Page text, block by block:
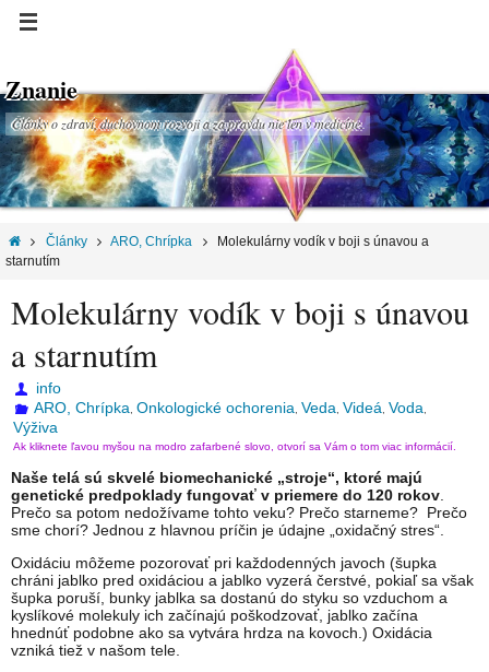
Znanie
Články o zdraví, duchovnom rozvoji a za pravdu nie len v medicíne.
Články ARO, Chrípka
Molekulárny vodík v boji s únavou a
starnutím
Molekulárny vodík v boji s únavou
a starnutím
info
ARO, Chrípka
,Onkologické ochorenia Veda Videá Voda
Výživa
Ak kliknete ľavou myšou na modro zafarbené slovo, otvorí sa Vám o tom viac informácií.
Naše telá sú skvelé biomechanické „stroje“, ktoré majú
genetické predpoklady fungovať v priemere do 120 rokov
Prečo sa potom nedožívame tohto veku? Prečo starneme? Prečo
sme chorí? Jednou z hlavnou príčin je údajne „oxidačný stres“.
Oxidáciu môžeme pozorovať pri každodenných javoch (šupka
chráni jablko pred oxidáciou a jablko vyzerá čerstvé, pokiaľ sa však
šupka poruší, bunky jablka sa dostanú do styku so vzduchom a
kyslíkové molekuly ich začínajú poškodzovať, jablko začína
hnednúť podobne ako sa vytvára hrdza na kovoch.) Oxidácia
vzniká tiež v našom tele.